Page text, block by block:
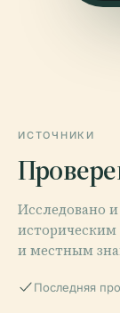
ИСТОЧНИКИ
Исследовано
и местным
Последняя